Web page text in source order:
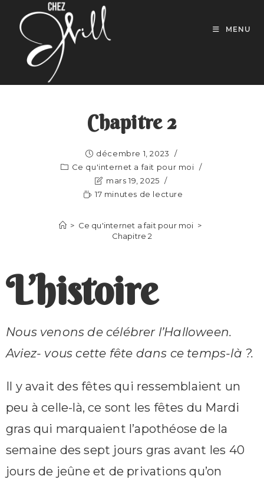
MENU
Chapitre 2
décembre 1, 2023
Ce qu'internet a fait pour moi
mars 19, 2025
17 minutes de lecture
> Ce qu'internet a fait pour moi >
Chapitre 2
L’histoire
Nous venons de célébrer l’Halloween.
Aviez- vous cette fête dans ce temps-là ?.
Il y avait des fêtes qui ressemblaient un
peu à celle-là, ce sont les fêtes du Mardi
gras qui marquaient l’apothéose de la
semaine des sept jours gras avant les 40
jours de jeûne et de privations qu’on